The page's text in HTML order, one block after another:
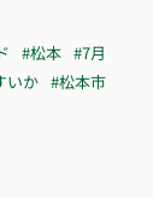
#松本 #7月
いか #松本市